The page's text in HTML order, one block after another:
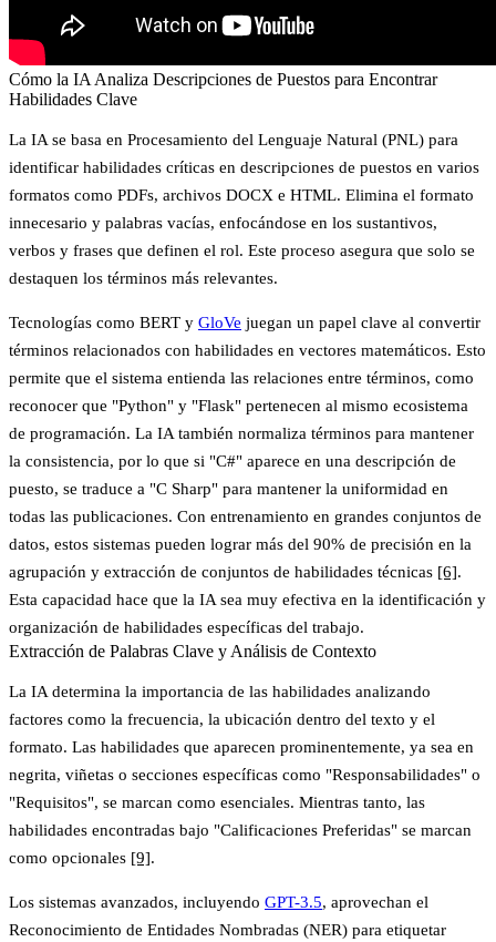
Cómo la IA Analiza Descripciones de Puestos para Encontrar
Habilidades Clave
La IA se basa en Procesamiento del Lenguaje Natural (PNL) para
identificar habilidades críticas en descripciones de puestos en varios
formatos como PDFs, archivos DOCX e HTML. Elimina el formato
innecesario y palabras vacías, enfocándose en los sustantivos,
verbos y frases que definen el rol. Este proceso asegura que solo se
destaquen los términos más relevantes.
Tecnologías como BERT y GloVe juegan un papel clave al convertir
términos relacionados con habilidades en vectores matemáticos. Esto
permite que el sistema entienda las relaciones entre términos, como
reconocer que "Python" y "Flask" pertenecen al mismo ecosistema
de programación. La IA también normaliza términos para mantener
la consistencia, por lo que si "C#" aparece en una descripción de
puesto, se traduce a "C Sharp" para mantener la uniformidad en
todas las publicaciones. Con entrenamiento en grandes conjuntos de
datos, estos sistemas pueden lograr más del 90% de precisión en la
agrupación y extracción de conjuntos de habilidades técnicas [6].
Esta capacidad hace que la IA sea muy efectiva en la identificación y
organización de habilidades específicas del trabajo.
Extracción de Palabras Clave y Análisis de Contexto
La IA determina la importancia de las habilidades analizando
factores como la frecuencia, la ubicación dentro del texto y el
formato. Las habilidades que aparecen prominentemente, ya sea en
negrita, viñetas o secciones específicas como "Responsabilidades" o
"Requisitos", se marcan como esenciales. Mientras tanto, las
habilidades encontradas bajo "Calificaciones Preferidas" se marcan
como opcionales [9].
Los sistemas avanzados, incluyendo GPT-3.5, aprovechan el
Reconocimiento de Entidades Nombradas (NER) para etiquetar